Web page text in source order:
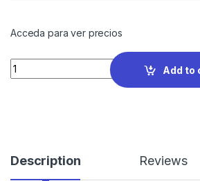
Acceda para ver precios
Quantity
Add to
Description Reviews